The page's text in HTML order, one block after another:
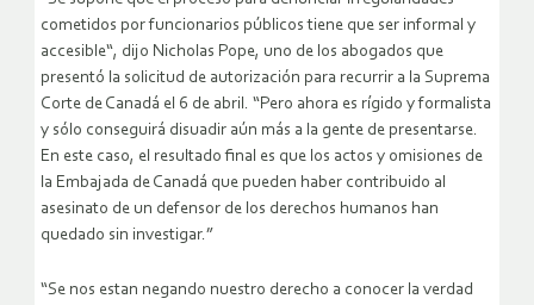
cometidos por funcionarios públicos tiene que ser informal y
accesible“, dijo Nicholas Pope, uno de los abogados que
presentó la solicitud de autorización para recurrir a la Suprema
Corte de Canadá el 6 de abril. “Pero ahora es rígido y formalista
y sólo conseguirá disuadir aún más a la gente de presentarse.
En este caso, el resultado final es que los actos y omisiones de
la Embajada de Canadá que pueden haber contribuido al
asesinato de un defensor de los derechos humanos han
quedado sin investigar.”
“Se nos estan negando nuestro derecho a conocer la verdad